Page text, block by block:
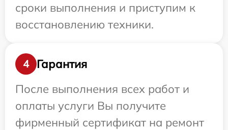
сроки выполнения и приступим к
восстановлению техники.
4
Гарантия
После выполнения всех работ и
оплаты услуги Вы получите
фирменный сертификат на ремонт